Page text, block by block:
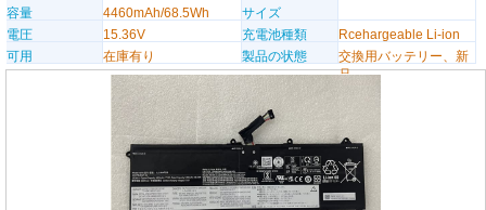
容量
4460mAh/68.5Wh
サイズ
電圧
15.36V 充電池種類
Rcehargeable Li-ion
可用
在庫有り 製品の状態
交換用バッテリー、新
品